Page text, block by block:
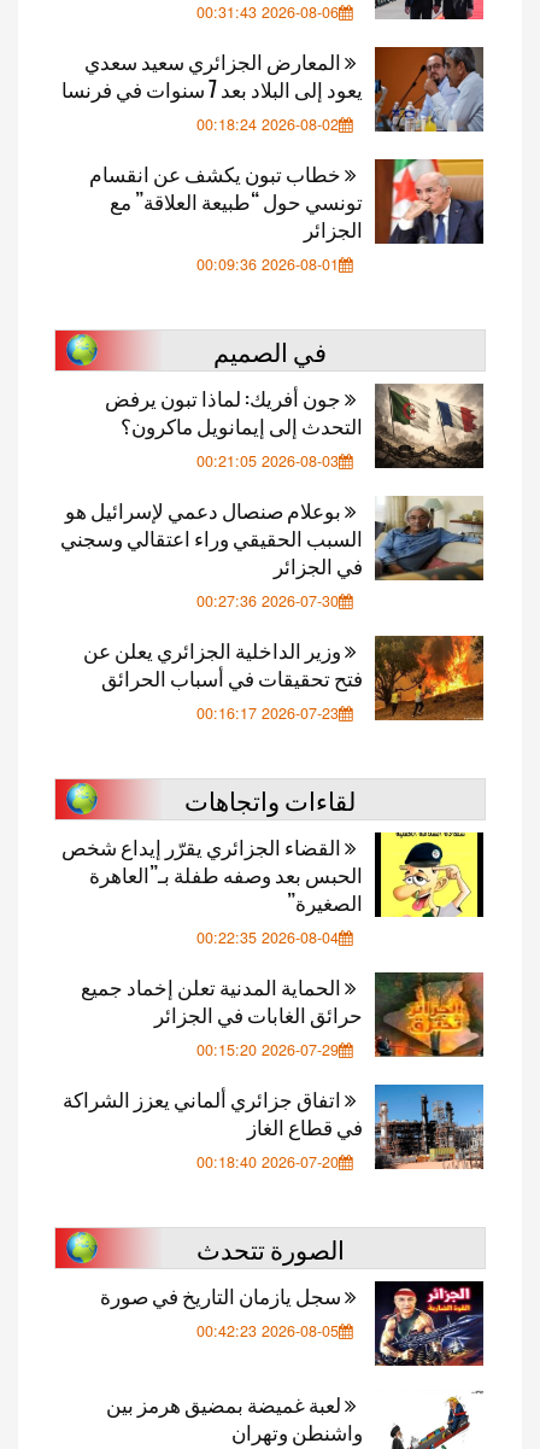
2026-08-06 00:31:43
المعارض الجزائري سعيد سعدي
يعود إلى البلاد بعد 7 سنوات في فرنسا
2026-08-02 00:18:24
خطاب تبون يكشف عن انقسام
تونسي حول “طبيعة العلاقة” مع
الجزائر
2026-08-01 00:09:36
في الصميم
جون أفريك: لماذا تبون يرفض
التحدث إلى إيمانويل ماكرون؟
2026-08-03 00:21:05
بوعلام صنصال دعمي لإسرائيل هو
السبب الحقيقي وراء اعتقالي وسجني
في الجزائر
2026-07-30 00:27:36
وزير الداخلية الجزائري يعلن عن
فتح تحقيقات في أسباب الحرائق
2026-07-23 00:16:17
لقاءات واتجاهات
القضاء الجزائري يقرّر إيداع شخص
الحبس بعد وصفه طفلة بـ”العاهرة
الصغيرة”
2026-08-04 00:22:35
الحماية المدنية تعلن إخماد جميع
حرائق الغابات في الجزائر
2026-07-29 00:15:20
اتفاق جزائري ألماني يعزز الشراكة
في قطاع الغاز
2026-07-20 00:18:40
الصورة تتحدث
سجل يازمان التاريخ في صورة
2026-08-05 00:42:23
لعبة غميضة بمضيق هرمز بين
واشنطن وتهران